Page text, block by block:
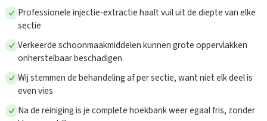
Professionele injectie-extractie haalt vuil uit de diepte van elke
sectie
Verkeerde schoonmaakmiddelen kunnen grote oppervlakken
onherstelbaar beschadigen
Wij stemmen de behandeling af per sectie, want niet elk deel is
even vies
Na de reiniging is je complete hoekbank weer egaal fris, zonder